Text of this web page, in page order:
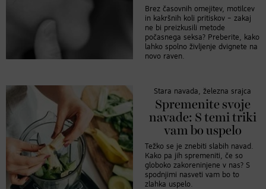
Brez časovnih omejitev, motilcev
in kakršnih koli pritiskov – zakaj
ne bi preizkusili metode
počasnega seksa? Preberite, kako
lahko spolno življenje dvignete na
novo raven.
Stara navada, železna srajca
Spremenite svoje
navade: S temi triki
vam bo uspelo
Težko se je znebiti slabih navad.
Kako pa jih spremeniti, če so
globoko zakoreninjene v nas? S
spodnjimi nasveti vam bo to
zlahka uspelo.